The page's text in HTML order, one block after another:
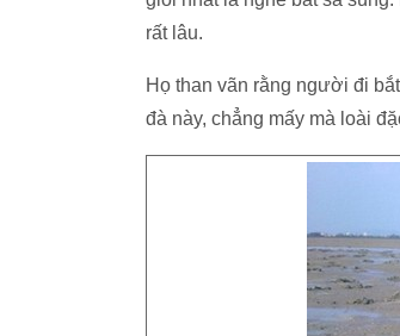
rất lâu.
Họ than vãn rằng người đi
đà này, chẳng mấy mà loài